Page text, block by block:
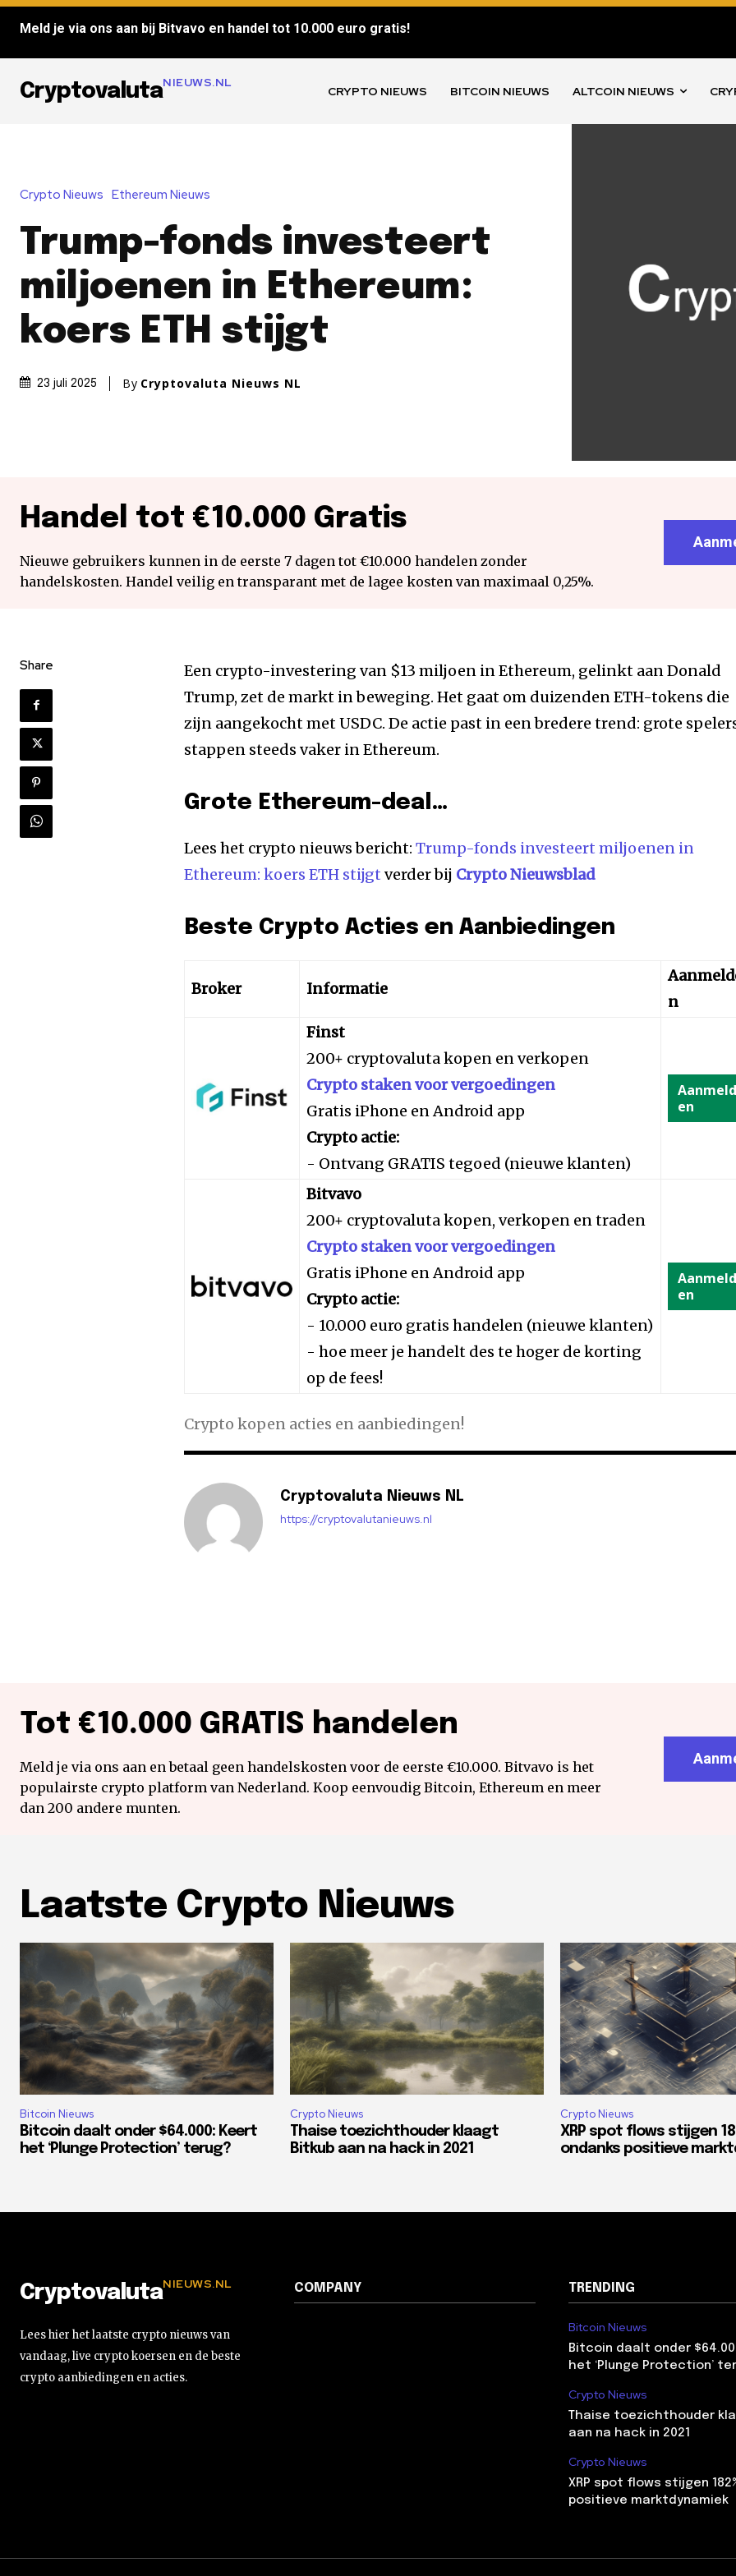
Meld je via ons aan bij Bitvavo en handel tot 10.000 euro gratis!
CryptovalutaNIEUWS.NL
CRYPTO NIEUWS BITCOIN NIEUWS ALTCOIN NIEUWS
Crypto Nieuws Ethereum Nieuws
Trump-fonds investeert
miljoenen in Ethereum:
koers ETH stijgt
23 juli 2025 By Cryptovaluta Nieuws NL
Handel tot €10.000 Gratis
Nieuwe gebruikers kunnen in de eerste 7 dagen tot €10.000 handelen zonder
handelskosten. Handel veilig en transparant met de lagee kosten van maximaal 0,25%.
Share
Een crypto-investering van $13 miljoen in Ethereum, gelinkt aan Donald
Trump, zet de markt in beweging. Het gaat om duizenden ETH-tokens die
zijn aangekocht met USDC. De actie past in een bredere trend: grote
stappen steeds vaker in Ethereum.
Grote Ethereum-deal…
Lees het crypto nieuws bericht:Trump-fonds investeert miljoenen in
Ethereum: koers ETH stijgt verder bij Crypto Nieuwsblad
Beste Crypto Acties en Aanbiedingen
Broker Informatie
n
Finst
200+ cryptovaluta kopen en verkopen
Crypto staken voor vergoedingen
Gratis iPhone en Android app
Crypto actie:
- Ontvang GRATIS tegoed (nieuwe klanten)
en
Bitvavo
200+ cryptovaluta kopen, verkopen en traden
Crypto staken voor vergoedingen
Gratis iPhone en Android app
Crypto actie:
- 10.000 euro gratis handelen (nieuwe klanten)
- hoe meer je handelt des te hoger de korting
op de fees!
en
Crypto kopen acties en aanbiedingen!
Cryptovaluta Nieuws NL
https://cryptovalutanieuws.nl
Tot €10.000 GRATIS handelen
Meld je via ons aan en betaal geen handelskosten voor de eerste €10.000. Bitvavo is het
populairste crypto platform van Nederland. Koop eenvoudig Bitcoin, Ethereum en meer
dan 200 andere munten.
Laatste Crypto Nieuws
Bitcoin Nieuws
Bitcoin daalt onder $64.000: Keert
het ‘Plunge Protection’ terug?
Crypto Nieuws
Thaise toezichthouder klaagt
Bitkub aan na hack in 2021
Crypto Nieuws
XRP spot flows stijgen
ondanks positieve
CryptovalutaNIEUWS.NL
Lees hier het laatste crypto nieuws van
vandaag, live crypto koersen en de beste
crypto aanbiedingen en acties.
COMPANY TRENDING
Bitcoin Nieuws
Bitcoin daalt onder
het ‘Plunge Protection’
Crypto Nieuws
Thaise toezichthouder
aan na hack in 2021
Crypto Nieuws
XRP spot flows stijgen
positieve marktdynamiek